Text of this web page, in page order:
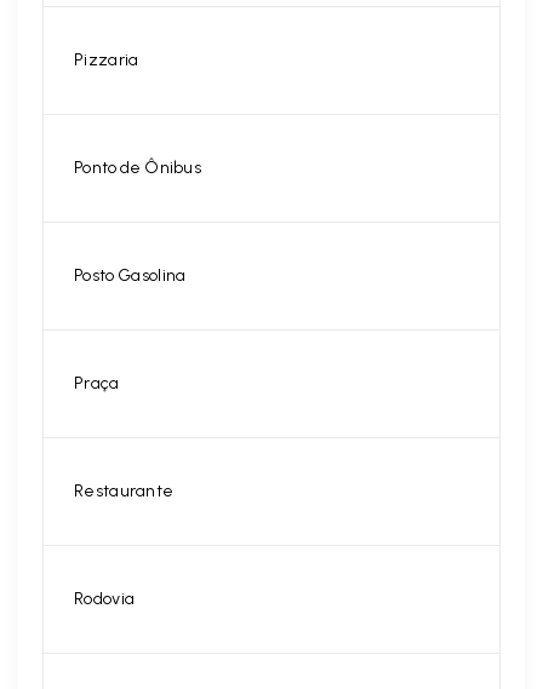
Pizzaria
Ponto de Ônibus
Posto Gasolina
Praça
Restaurante
Rodovia